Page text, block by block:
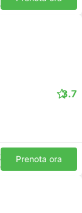
3.7
Prenota ora